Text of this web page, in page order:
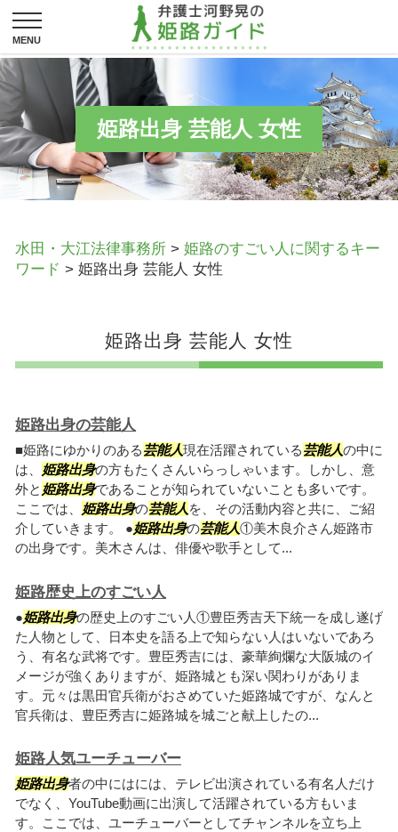
姫路出身 芸能人 女性
水田・大江法律事務所 > 姫路のすごい人に関するキー
ワード > 姫路出身 芸能人 女性
姫路出身 芸能人 女性
姫路出身の芸能人
■姫路にゆかりのある芸能人現在活躍されている芸能人の中に
は、 姫路出身の方もたくさんいらっしゃいます。しかし、意
外と 姫路出身であることが知られていないことも多いです。
ここでは、 姫路出身の芸能人を、その活動内容と共に、ご紹
介していきます。 ●姫路出身の芸能人①美木良介さん姫路市
の出身です。美木さんは、俳優や歌手として...
姫路歴史上のすごい人
●姫路出身の歴史上のすごい人①豊臣秀吉天下統一を成し遂げ
た人物として、日本史を語る上で知らない人はいないであろ
う、有名な武将です。豊臣秀吉には、豪華絢爛な大阪城のイ
メージが強くありますが、姫路城とも深い関わりがありま
す。元々は黒田官兵衛がおさめていた姫路城ですが、なんと
官兵衛は、豊臣秀吉に姫路城を城ごと献上したの...
姫路人気ユーチューバー
姫路出身者の中にはには、テレビ出演されている有名人だけ
でなく、YouTube動画に出演して活躍されている方もいま
す。ここでは、ユーチューバーとしてチャンネルを立ち上